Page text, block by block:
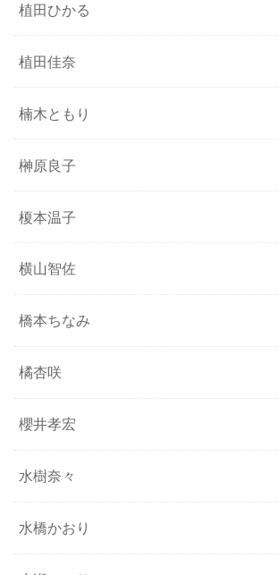
植田ひかる
植田佳奈
楠木ともり
榊原良子
榎本温子
横山智佐
橋本ちなみ
橘杏咲
櫻井孝宏
水樹奈々
水橋かおり